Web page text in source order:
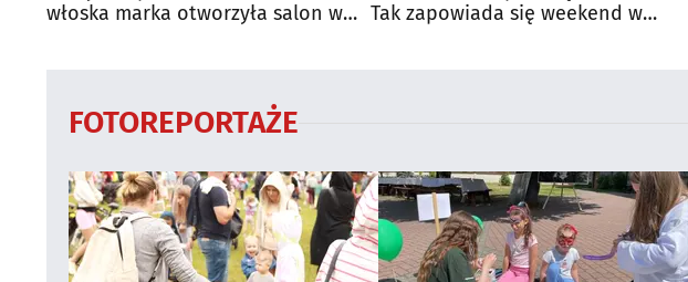
włoska marka otworzyła salon w
Tak zapowiada się weekend w
FOTOREPORTAŻE